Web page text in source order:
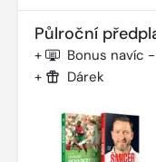
Půlroční
+ Bonus navíc
+ Dárek